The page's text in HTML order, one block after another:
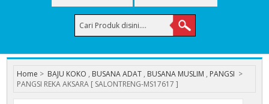
Home > BAJU KOKO , BUSANA ADAT , BUSANA MUSLIM , PANGSI >
PANGSI REKA AKSARA [ SALONTRENG-MS17617 ]